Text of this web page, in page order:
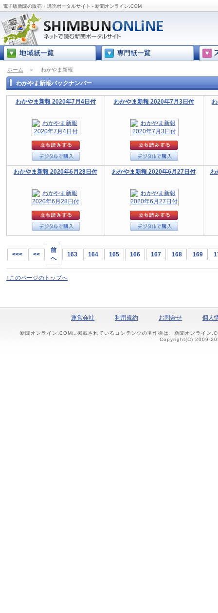
電子版新聞の販売・購読ポータルサイト - 新聞オンライン.COM
ホーム ＞ わかやま新報
わかやま新報バックナンバー
わかやま新報 2020年7月4日付 わかやま新報 2020年7月3日付
わかやま新報 2020年6月28日付 わかやま新報 2020年6月27日付 わ
<<< <<
前
へ
163 164 165 166 167 168 169
↑このページのトップへ
運営会社 利用規約 お問合せ 個人
新聞オンライン.COMに掲載されているコンテンツの著作権は、新聞オンライン
Copyright(C) 2009-